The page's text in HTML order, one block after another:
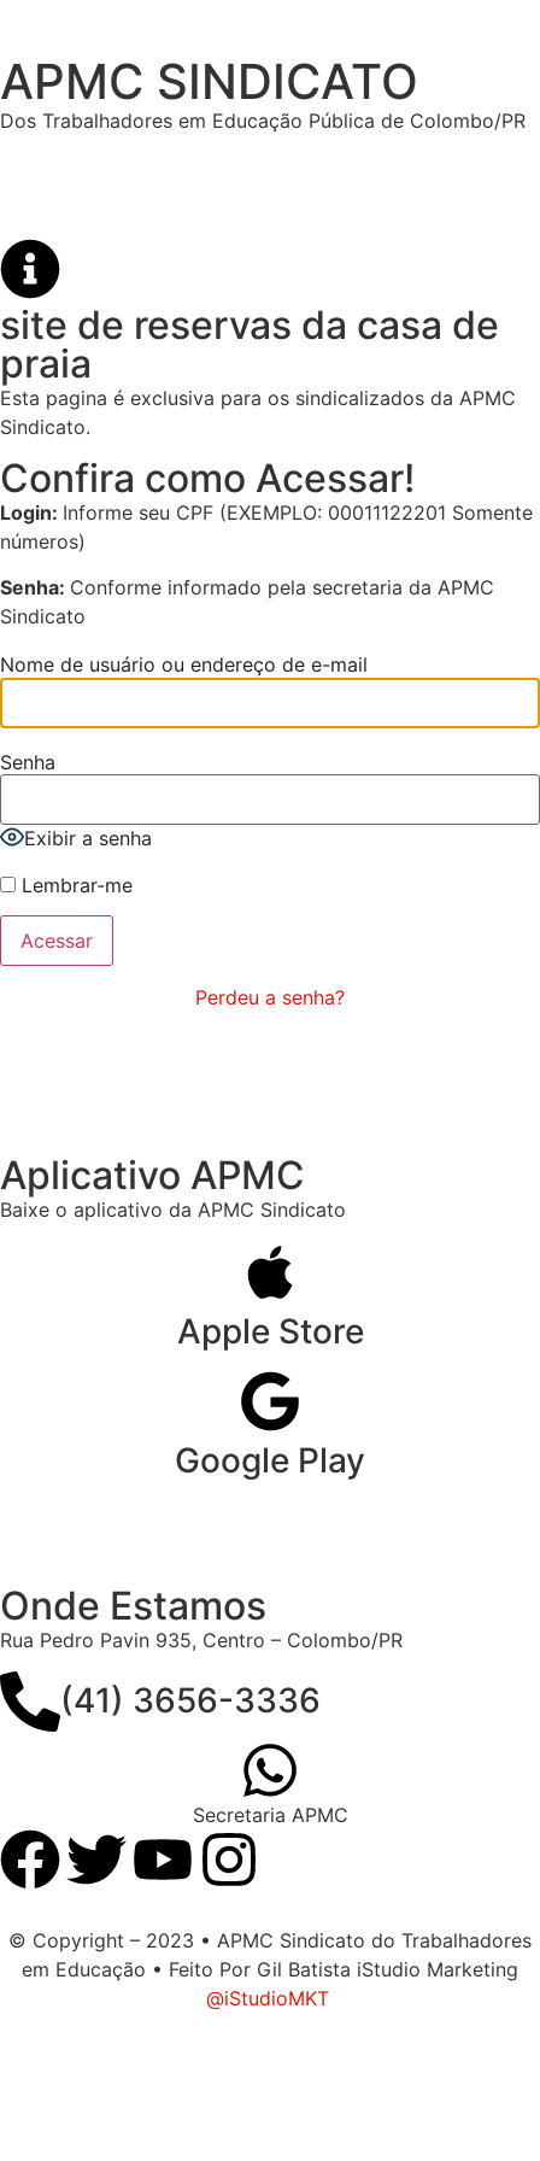
APMC SINDICATO
Dos Trabalhadores em Educação Pública de Colombo/PR
site de reservas da casa de
praia
Esta pagina é exclusiva para os sindicalizados da APMC
Sindicato.
Confira como Acessar!
Login: Informe seu CPF (EXEMPLO: 00011122201 Somente
números)
Senha: Conforme informado pela secretaria da APMC
Sindicato
Nome de usuário ou endereço de e-mail
Senha
Exibir a senha
Lembrar-me
Perdeu a senha?
Aplicativo APMC
Baixe o aplicativo da APMC Sindicato
Apple Store
Google Play
Onde Estamos
Rua Pedro Pavin 935, Centro – Colombo/PR
(41) 3656-3336
Secretaria APMC
© Copyright – 2023 • APMC Sindicato do Trabalhadores
em Educação • Feito Por Gil Batista iStudio Marketing
@iStudioMKT